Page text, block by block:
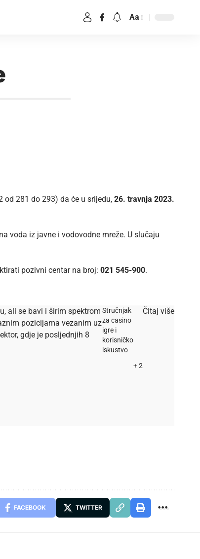
Aa
od 281 do 293) da će u srijedu, 26. travnja 2023.
voda iz javne i vodovodne mreže. U slučaju
pozivni centar na broj: 021 545-900.
ali se bavi i širim spektrom
pozicijama vezanim uz
gdje je posljednjih 8
Stručnjak
za casino
igre i
korisničko
iskustvo
+ 2
Čitaj više
FACEBOOK TWITTER